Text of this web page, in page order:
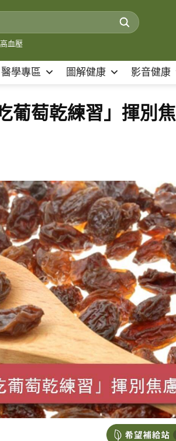
高血壓
醫學專區 圖解健康 影音健康
葡萄乾練習」揮別焦